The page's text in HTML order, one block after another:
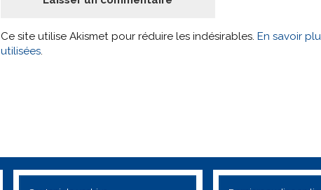
Ce site utilise Akismet pour réduire les indésirables. En savoir
utilisées.